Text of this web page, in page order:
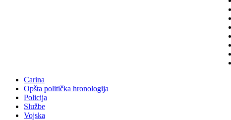
Carina
Opšta politička hronologija
Policija
Službe
Vojska